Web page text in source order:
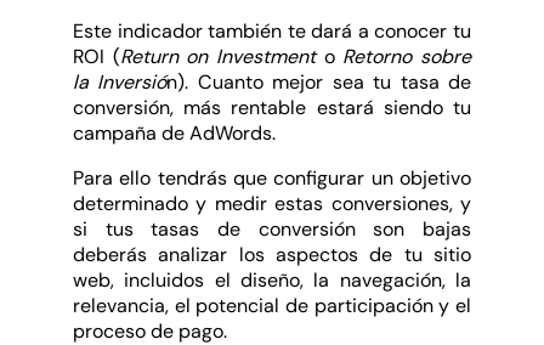
Este indicador también te dará a conocer tu
ROI (Return on Investmento Retorno sobre
la Inversión). Cuanto mejor sea tu tasa de
conversión, más rentable estará siendo tu
campaña de AdWords.
Para ello tendrás que configurar un objetivo
determinado y medir estas conversiones, y
si tus tasas de conversión son bajas
deberás analizar los aspectos de tu sitio
web, incluidos el diseño, la navegación, la
relevancia, el potencial de participación y el
proceso de pago.